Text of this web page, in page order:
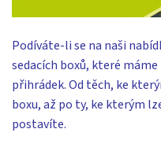
Podíváte-li se na naši
sedacích boxů, které
přihrádek. Od těch, ke
boxu, až po ty, ke kterým
postavíte.